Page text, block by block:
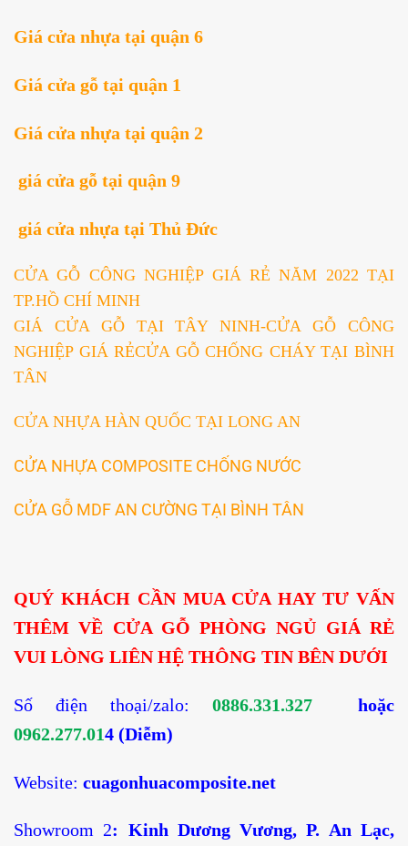
Giá cửa nhựa tại quận 6
Giá cửa gỗ tại quận 1
Giá cửa nhựa tại quận 2
giá cửa gỗ tại quận 9
giá cửa nhựa tại Thủ Đức
CỬA GỖ CÔNG NGHIỆP GIÁ RẺ NĂM 2022 TẠI
TP.HỒ CHÍ MINH
GIÁ CỬA GỖ TẠI TÂY NINH-CỬA GỖ CÔNG
NGHIỆP GIÁ RẺCỬA GỖ CHỐNG CHÁY TẠI BÌNH
TÂN
CỬA NHỰA HÀN QUỐC TẠI LONG AN
CỬA NHỰA COMPOSITE CHỐNG NƯỚC
CỬA GỖ MDF AN CƯỜNG TẠI BÌNH TÂN
QUÝ KHÁCH CẦN MUA CỬA HAY TƯ VẤN
THÊM VỀ CỬA GỖ PHÒNG NGỦ GIÁ RẺ
VUI LÒNG LIÊN HỆ THÔNG TIN BÊN DƯỚI
Số điện thoại/zalo: 0886.331.327 hoặc
0962.277.014 (Diễm)
Website: cuagonhuacomposite.net
Showroom 2: Kinh Dương Vương, P. An Lạc,